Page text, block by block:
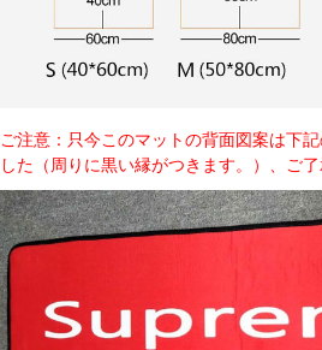
ご注意：只今このマットの背面図案は下
した（周りに黒い縁がつきます。）、ご了